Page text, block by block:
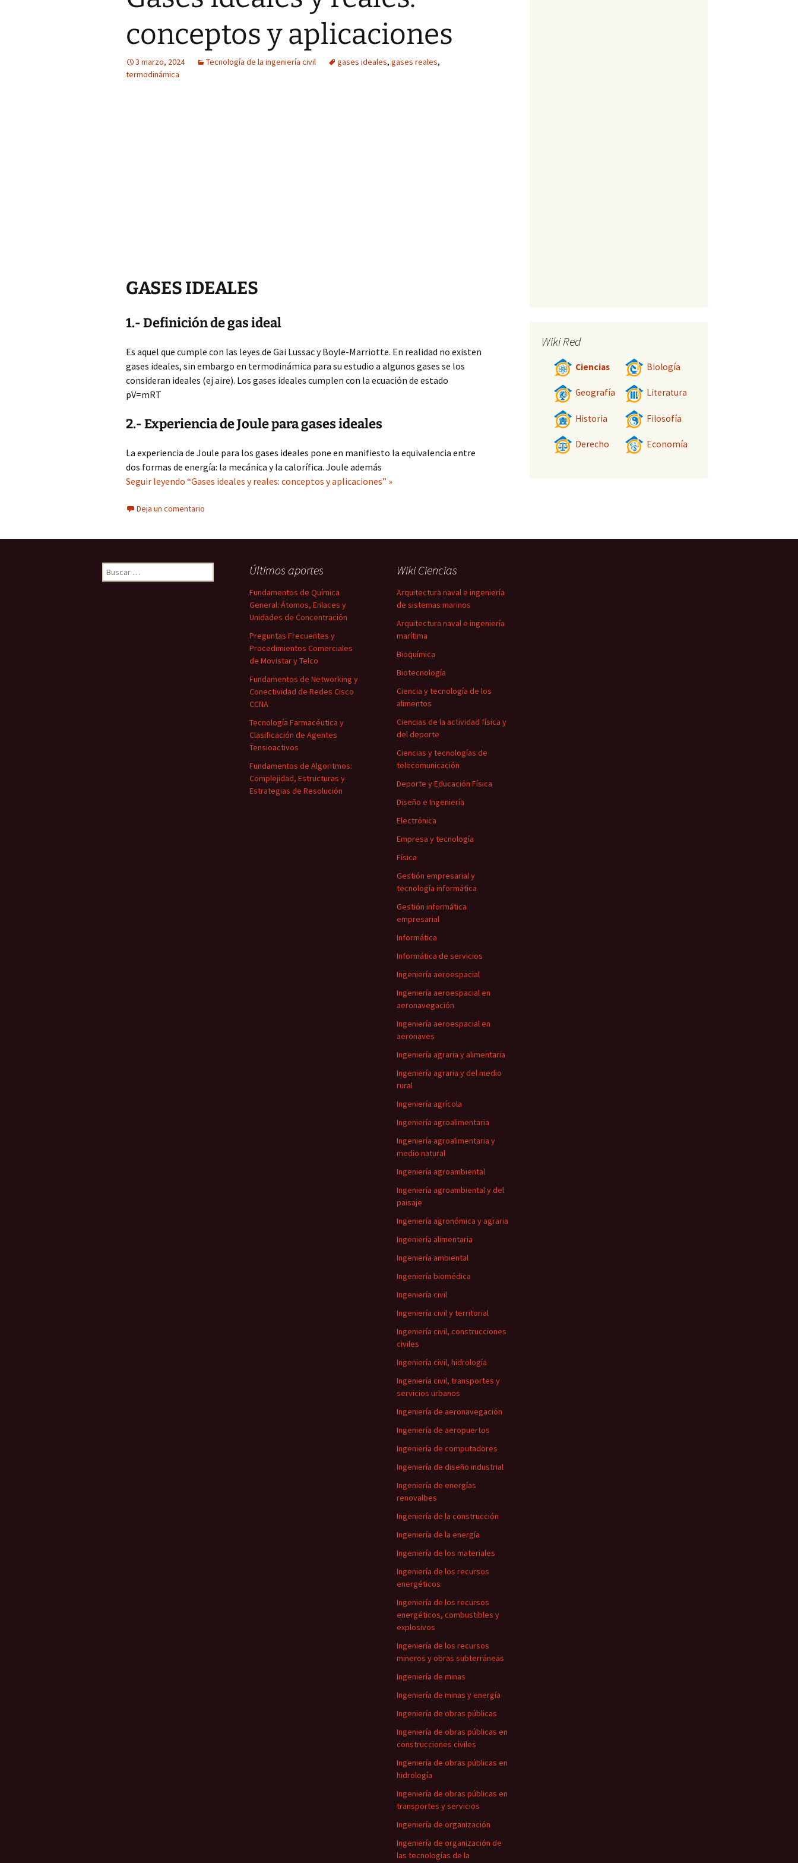
conceptos y aplicaciones
3 marzo, 2024 Tecnología de la ingeniería civil gases ideales, gases reales,
termodinámica
GASES IDEALES
1.- Definición de gas ideal
Es aquel que cumple con las leyes de Gai Lussac y Boyle-Marriotte. En realidad no existen
gases ideales, sin embargo en termodinámica para su estudio a algunos gases se los
consideran ideales (ej aire). Los gases ideales cumplen con la ecuación de estado
pV=mRT
2.- Experiencia de Joule para gases ideales
La experiencia de Joule para los gases ideales pone en manifiesto la equivalencia entre
dos formas de energía: la mecánica y la calorífica. Joule además
Seguir leyendo “Gases ideales y reales: conceptos y aplicaciones” »
Deja un comentario
Wiki Red
Ciencias Biología
Geografía Literatura
Historia Filosofía
Derecho Economía
Buscar: Últimos aportes
Fundamentos de Química
General: Átomos, Enlaces y
Unidades de Concentración
Preguntas Frecuentes y
Procedimientos Comerciales
de Movistar y Telco
Fundamentos de Networking y
Conectividad de Redes Cisco
CCNA
Tecnología Farmacéutica y
Clasificación de Agentes
Tensioactivos
Fundamentos de Algoritmos:
Complejidad, Estructuras y
Estrategias de Resolución
Wiki Ciencias
Arquitectura naval e ingeniería
de sistemas marinos
Arquitectura naval e ingeniería
marítima
Bioquímica
Biotecnología
Ciencia y tecnología de los
alimentos
Ciencias de la actividad física y
del deporte
Ciencias y tecnologías de
telecomunicación
Deporte y Educación Física
Diseño e Ingeniería
Electrónica
Empresa y tecnología
Física
Gestión empresarial y
tecnología informática
Gestión informática
empresarial
Informática
Informática de servicios
Ingeniería aeroespacial
Ingeniería aeroespacial en
aeronavegación
Ingeniería aeroespacial en
aeronaves
Ingeniería agraria y alimentaria
Ingeniería agraria y del medio
rural
Ingeniería agrícola
Ingeniería agroalimentaria
Ingeniería agroalimentaria y
medio natural
Ingeniería agroambiental
Ingeniería agroambiental y del
paisaje
Ingeniería agronómica y agraria
Ingeniería alimentaria
Ingeniería ambiental
Ingeniería biomédica
Ingeniería civil
Ingeniería civil y territorial
Ingeniería civil, construcciones
civiles
Ingeniería civil, hidrología
Ingeniería civil, transportes y
servicios urbanos
Ingeniería de aeronavegación
Ingeniería de aeropuertos
Ingeniería de computadores
Ingeniería de diseño industrial
Ingeniería de energías
renovalbes
Ingeniería de la construcción
Ingeniería de la energía
Ingeniería de los materiales
Ingeniería de los recursos
energéticos
Ingeniería de los recursos
energéticos, combustibles y
explosivos
Ingeniería de los recursos
mineros y obras subterráneas
Ingeniería de minas
Ingeniería de minas y energía
Ingeniería de obras públicas
Ingeniería de obras públicas en
construcciones civiles
Ingeniería de obras públicas en
hidrología
Ingeniería de obras públicas en
transportes y servicios
Ingeniería de organización
Ingeniería de organización de
las tecnologías de la